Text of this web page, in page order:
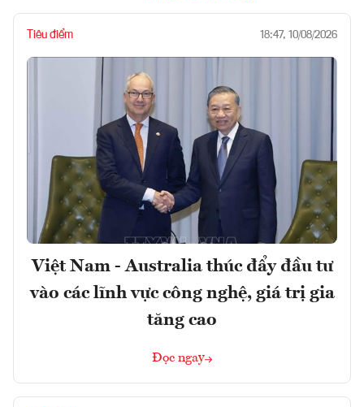
Tiêu điểm 18:47, 10/08/2026
Việt Nam - Australia thúc đẩy đầu tư
vào các lĩnh vực công nghệ, giá trị gia
tăng cao
Đọc ngay